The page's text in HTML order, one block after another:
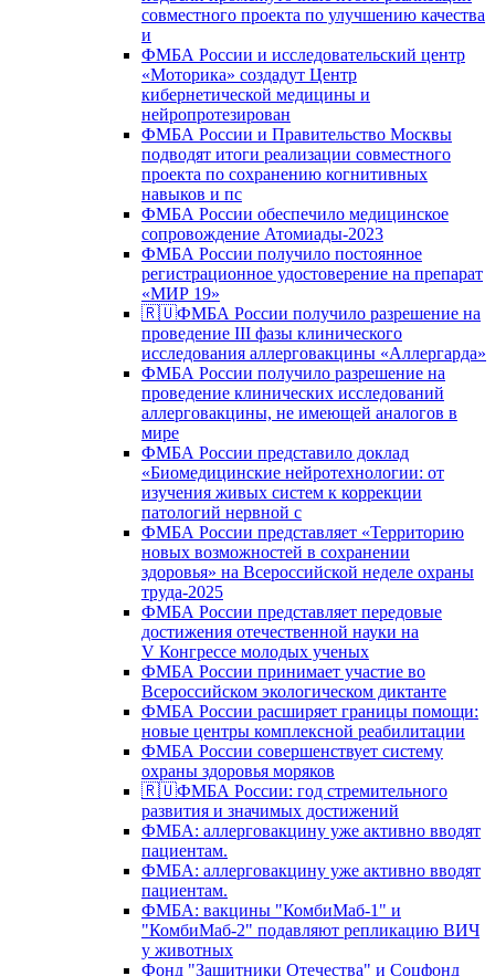
совместного проекта по улучшению качества
и
ФМБА России и исследовательский центр
«Моторика» создадут Центр
кибернетической медицины и
нейропротезирован
ФМБА России и Правительство Москвы
подводят итоги реализации совместного
проекта по сохранению когнитивных
навыков и пс
ФМБА России обеспечило медицинское
сопровождение Атомиады-2023
ФМБА России получило постоянное
регистрационное удостоверение на препарат
«МИР 19»
🇷🇺ФМБА России получило разрешение на
проведение III фазы клинического
исследования аллерговакцины «Аллергарда»
ФМБА России получило разрешение на
проведение клинических исследований
аллерговакцины, не имеющей аналогов в
мире
ФМБА России представило доклад
«Биомедицинские нейротехнологии: от
изучения живых систем к коррекции
патологий нервной с
ФМБА России представляет «Территорию
новых возможностей в сохранении
здоровья» на Всероссийской неделе охраны
труда-2025
ФМБА России представляет передовые
достижения отечественной науки на
V Конгрессе молодых ученых
ФМБА России принимает участие во
Всероссийском экологическом диктанте
ФМБА России расширяет границы помощи:
новые центры комплексной реабилитации
ФМБА России совершенствует систему
охраны здоровья моряков
🇷🇺ФМБА России: год стремительного
развития и значимых достижений
ФМБА: аллерговакцину уже активно вводят
пациентам.
ФМБА: аллерговакцину уже активно вводят
пациентам.
ФМБА: вакцины "КомбиМаб-1" и
"КомбиМаб-2" подавляют репликацию ВИЧ
у животных
Фонд "Защитники Отечества" и Соцфонд